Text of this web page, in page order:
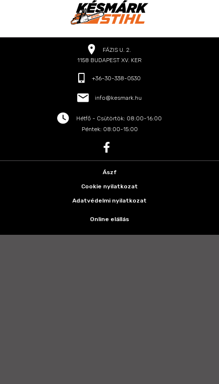
FÁZIS U. 2.
1158 BUDAPEST XV. KER
+36-30-338-0530
info@kesmark.hu
Hétfő - Csütörtök: 08:00-16:00
Péntek: 08:00-15:00
Ászf
Cookie nyilatkozat
Adatvédelmi nyilatkozat
Online elállás